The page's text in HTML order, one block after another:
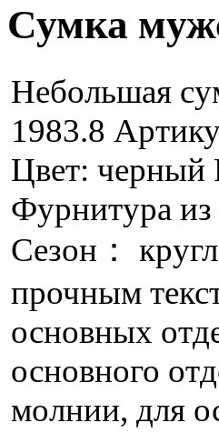
Сумка
Небольшая
1983.8
Цвет: черный
Фурнитура из
Сезон：
прочным
основных
основного
молнии, для